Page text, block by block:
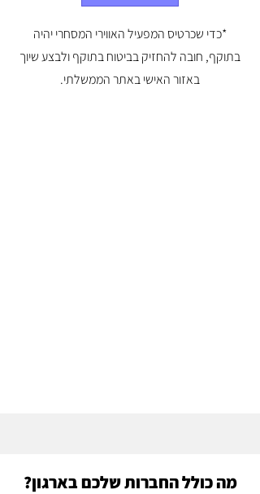
*כדי שכרטיס המפעיל האווירי המסחרי יהיה
בתוקף, חובה להחזיק בביטוח בתוקף ולבצע שיוך
באזור האישי באתר הממשלתי.
מה כולל החברות שלכם בארגון?